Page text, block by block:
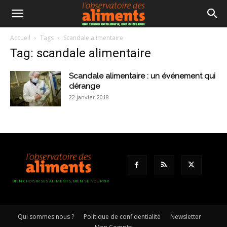
Accueil Tags Scandale alimentaire
Tag: scandale alimentaire
Scandale alimentaire : un événement qui
dérange
22 janvier 2018
BIEN CHOISIR SES ALIMENTS, BIEN SE NOURRIR
Qui sommes nous ? Politique de confidentialité
Newsletter